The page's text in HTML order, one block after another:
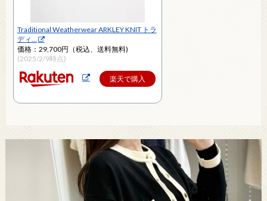
Traditional Weatherwear ARKLEY KNIT トラ
ディ…
価格：29,700円（税込、送料無料)
(2025/2/9時点)
楽天で購入